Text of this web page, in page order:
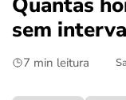
crédito fácil
últimas notícias
sem
7 min leitura